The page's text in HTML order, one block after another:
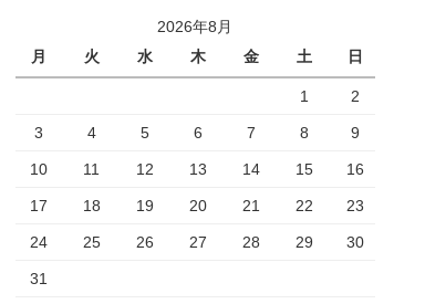
2026年8月
月
火 水 木 金 土 日
1 2
3 4 5 6 7 8 9
10 11 12 13 14 15 16
17 18 19 20 21 22 23
24 25 26 27 28 29 30
31